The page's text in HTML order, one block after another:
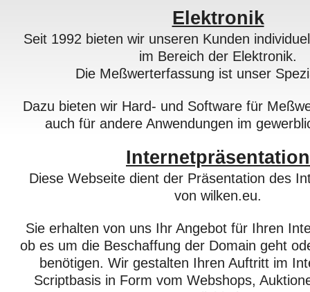
Elektronik
Seit 1992 bieten wir unseren Kunden
im Bereich der Elektronik.
Die Meßwerterfassung ist unser
Dazu bieten wir Hard- und Software für
auch für andere Anwendungen im
Internetpräsentation
Diese Webseite dient der Präsentation des
von wilken.eu.
Sie erhalten von uns Ihr Angebot für Ihren
ob es um die Beschaffung der Domain geht
benötigen. Wir gestalten Ihren Auftritt im
Scriptbasis in Form vom Webshops,